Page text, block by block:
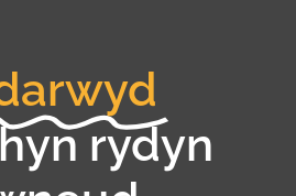
rydyn